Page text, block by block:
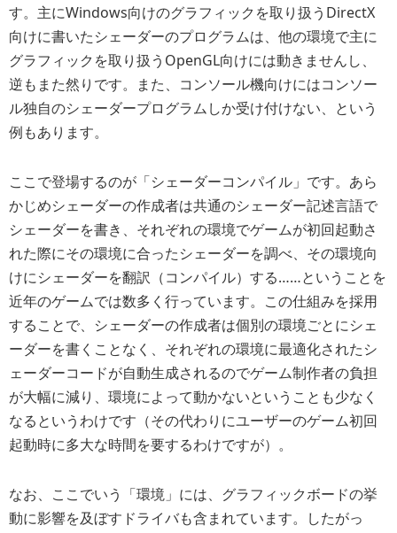
す。主にWindows向けのグラフィックを取り扱うDirectX
向けに書いたシェーダーのプログラムは、他の環境で主に
グラフィックを取り扱うOpenGL向けには動きませんし、
逆もまた然りです。また、コンソール機向けにはコンソー
ル独自のシェーダープログラムしか受け付けない、という
例もあります。
ここで登場するのが「シェーダーコンパイル」です。あら
かじめシェーダーの作成者は共通のシェーダー記述言語で
シェーダーを書き、それぞれの環境でゲームが初回起動さ
れた際にその環境に合ったシェーダーを調べ、その環境向
けにシェーダーを翻訳（コンパイル）する……ということを
近年のゲームでは数多く行っています。この仕組みを採用
することで、シェーダーの作成者は個別の環境ごとにシェ
ーダーを書くことなく、それぞれの環境に最適化されたシ
ェーダーコードが自動生成されるのでゲーム制作者の負担
が大幅に減り、環境によって動かないということも少なく
なるというわけです（その代わりにユーザーのゲーム初回
起動時に多大な時間を要するわけですが）。
なお、ここでいう「環境」には、グラフィックボードの挙
動に影響を及ぼすドライバも含まれています。したがっ